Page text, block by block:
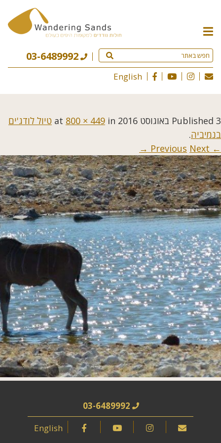
תפריט
האתר
03-6489992
English
Published 3 באוגוסט 2016 800 × 449 in
טיול לודג'ים
בנמיביה.
← Previous
Next →
03-6489992
English